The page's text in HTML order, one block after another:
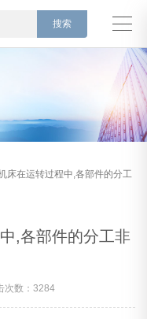
床在运转过程中,各部件的分工
,各部件的分工非
次数：3284